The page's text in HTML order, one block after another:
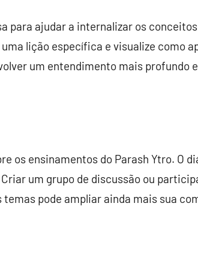
para ajudar a internalizar os
lição específica e visualize como
um entendimento mais profundo
os ensinamentos do Parash Ytro. O
um grupo de discussão ou
pode ampliar ainda mais sua